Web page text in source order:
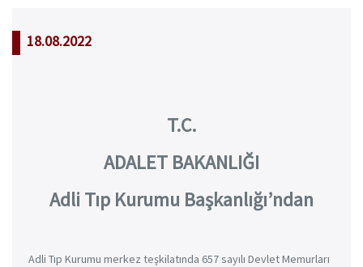
18.08.2022
T.C.
ADALET BAKANLIĞI
Adli Tıp Kurumu Başkanlığı’ndan
Adli Tıp Kurumu merkez teşkilatında 657 sayılı Devlet Memurları